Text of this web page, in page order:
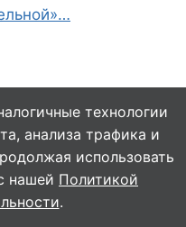
Рецепты
технологии
анализа трафика и
использовать
нашей Политикой
.